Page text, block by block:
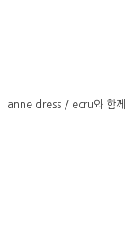
anne dress / ecru와 함께